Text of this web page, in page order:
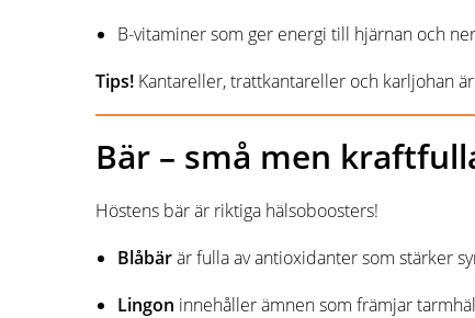
B-vitaminer som ger energi till hjärnan och
Tips! Kantareller, trattkantareller och karljohan
Bär – små men
Höstens bär är riktiga hälsoboosters!
Blåbärär fulla av antioxidanter som stärker
Lingon innehåller ämnen som främjar